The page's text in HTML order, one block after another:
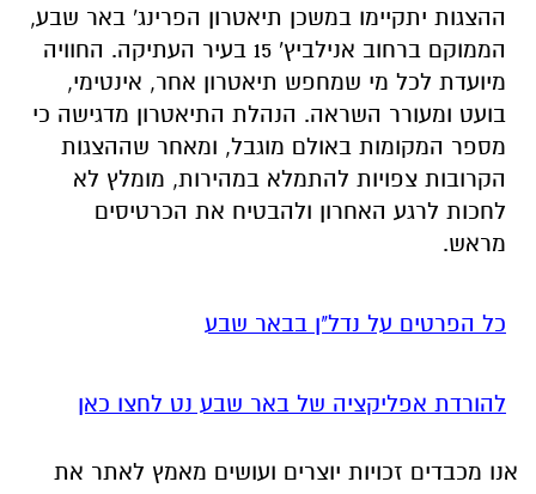
ההצגות יתקיימו במשכן תיאטרון הפרינג' באר שבע,
הממוקם ברחוב אנילביץ' 15 בעיר העתיקה. החוויה
מיועדת לכל מי שמחפש תיאטרון אחר, אינטימי,
בועט ומעורר השראה. הנהלת התיאטרון מדגישה כי
מספר המקומות באולם מוגבל, ומאחר שההצגות
הקרובות צפויות להתמלא במהירות, מומלץ לא
לחכות לרגע האחרון ולהבטיח את הכרטיסים
מראש.
כל הפרטים על נדל"ן בבאר שבע
להורדת אפליקציה של באר שבע נט לחצו כאן
אנו מכבדים זכויות יוצרים ועושים מאמץ לאתר את